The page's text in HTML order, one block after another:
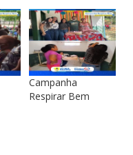
Campanha
Respirar Bem